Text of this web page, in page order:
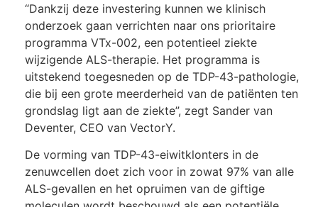
“Dankzij deze investering kunnen we klinisch
onderzoek gaan verrichten naar ons prioritaire
programma VTx-002, een potentieel ziekte
wijzigende ALS-therapie. Het programma is
uitstekend toegesneden op de TDP-43-pathologie,
die bij een grote meerderheid van de patiënten ten
grondslag ligt aan de ziekte”, zegt Sander van
Deventer, CEO van VectorY.
De vorming van TDP-43-eiwitklonters in de
zenuwcellen doet zich voor in zowat 97% van alle
ALS-gevallen en het opruimen van de giftige